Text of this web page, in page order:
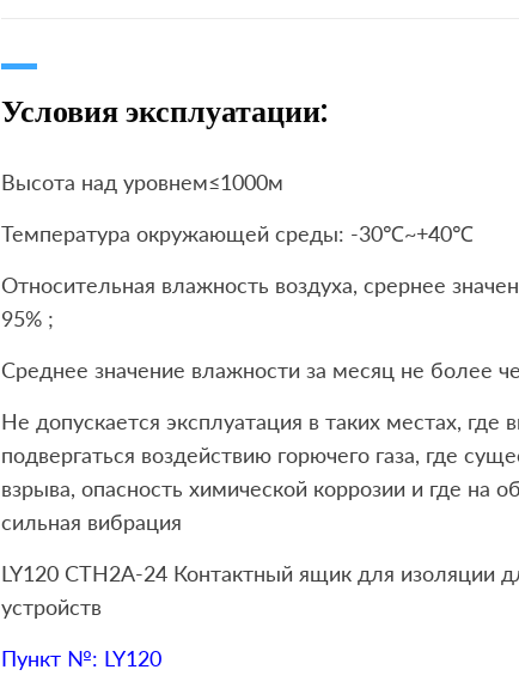
Условия эксплуатации:
Высота над уровнем≤1000м
Температура окружающей среды: -30℃~+40℃
Относительная влажность воздуха, срернее
95% ;
Среднее значение влажности за месяц не более
Не допускается эксплуатация в таких местах,
подвергаться воздействию горючего газа, где
взрыва, опасность химической коррозии и где на
сильная вибрация
LY120 CTH2A-24 Контактный ящик для изоляции
устройств
Пункт №: LY120